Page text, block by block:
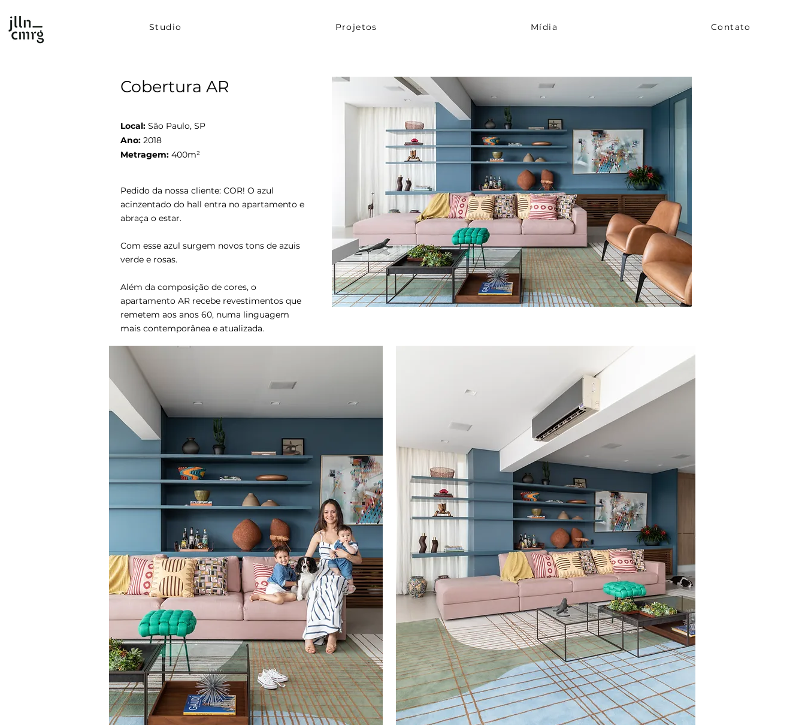
Studio Projetos Mídia Contato
Cobertura AR
Local: São Paulo, SP
Ano: 2018
Metragem: 400m²
Pedido da nossa cliente: COR! O azul
acinzentado do hall entra no apartamento e
abraça o estar.
Com esse azul surgem novos tons de azuis
verde e rosas.
Além da composição de cores, o
apartamento AR recebe revestimentos que
remetem aos anos 60, numa linguagem
mais contemporânea e atualizada.